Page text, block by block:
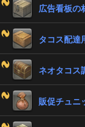
広告看板の
タコス配達
ネオタコス
販促チュニ